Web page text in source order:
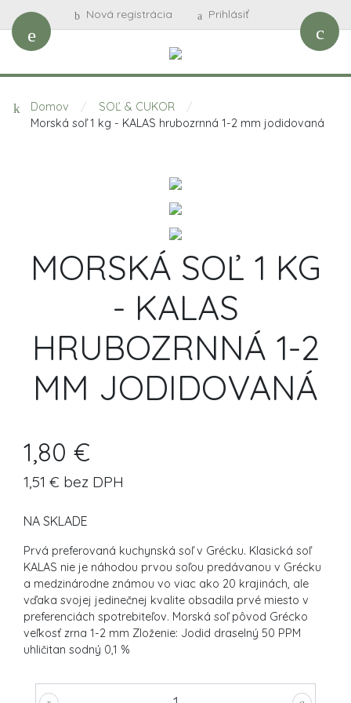
Nová registrácia Prihlásiť
Domov / SOĽ & CUKOR
/
Morská soľ 1 kg - KALAS hrubozrnná 1-2 mm jodidovaná
MORSKÁ SOĽ 1 KG
- KALAS
HRUBOZRNNÁ 1-2
MM JODIDOVANÁ
1,80 €
1,51 € bez DPH
NA SKLADE
Prvá preferovaná kuchynská soľ v Grécku. Klasická soľ
KALAS nie je náhodou prvou soľou predávanou v Grécku
a medzinárodne známou vo viac ako 20 krajinách, ale
vďaka svojej jedinečnej kvalite obsadila prvé miesto v
preferenciách spotrebiteľov. Morská soľ pôvod Grécko
veľkosť zrna 1-2 mm Zloženie: Jodid draselný 50 PPM
uhličitan sodný 0,1 %